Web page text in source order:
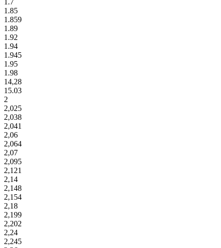
1.85
1.859
1.89
1.92
1.94
1.945
1.95
1.98
14,28
15.03
2
2,025
2,038
2,041
2,06
2,064
2,07
2,095
2,121
2,14
2,148
2,154
2,18
2,199
2,202
2,24
2,245